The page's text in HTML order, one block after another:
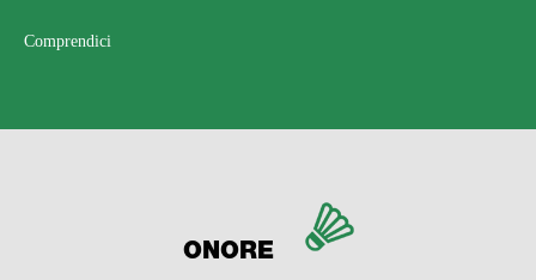
Comprendici
ONORE